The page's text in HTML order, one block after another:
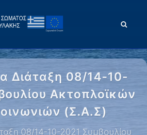
Διάταξη 08/14-10-
Ακτοπλοϊκών
(Σ.Α.Σ)
08/14-10-2021 Συμβουλίου